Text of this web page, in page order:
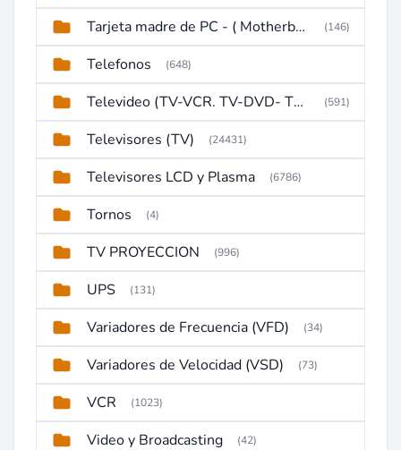
Tarjeta madre de PC - ( Motherboard ) (146)
Telefonos (648)
Televideo (TV-VCR. TV-DVD- TV-DVD-VCR) (591)
Televisores (TV) (24431)
Televisores LCD y Plasma (6786)
Tornos (4)
TV PROYECCION (996)
UPS (131)
Variadores de Frecuencia (VFD) (34)
Variadores de Velocidad (VSD) (73)
VCR (1023)
Video y Broadcasting (42)